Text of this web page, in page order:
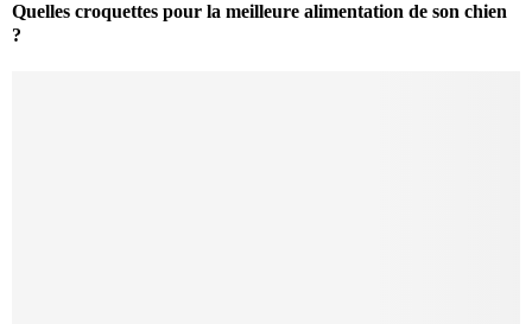
Quelles croquettes pour la meilleure alimentation de son chien
?